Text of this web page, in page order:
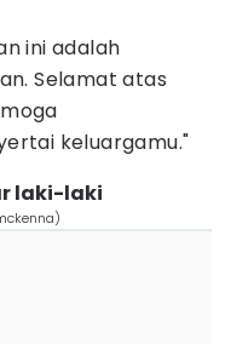
ini adalah
Selamat atas
keluargamu."
laki-laki